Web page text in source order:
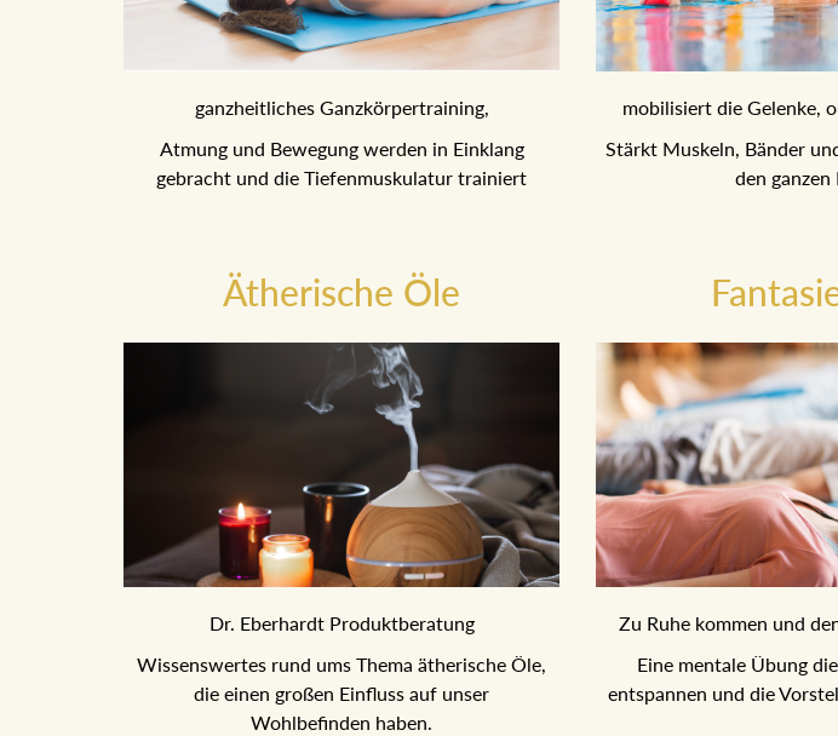
ganzheitliches Ganzkörpertraining,
Atmung und Bewegung werden in Einklang
gebracht und die Tiefenmuskulatur trainiert
mobilisiert die Gelenke,
Stärkt Muskeln, Bänder
den ganzen
Ätherische Öle
Dr. Eberhardt Produktberatung
Wissenswertes rund ums Thema ätherische Öle,
die einen großen Einfluss auf unser
Wohlbefinden haben.
Zu Ruhe kommen und
Eine mentale Übung
entspannen und die